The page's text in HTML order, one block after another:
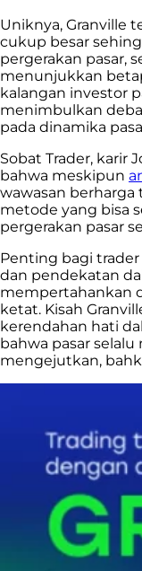
Uniknya, Granville
cukup besar
pergerakan pasar,
menunjukkan
kalangan investor
menimbulkan
pada dinamika
Sobat Trader, karir
bahwa meskipun
wawasan berharga
metode yang bisa
pergerakan pasar
Penting bagi
dan pendekatan
mempertahankan
ketat. Kisah
kerendahan hati
bahwa pasar
mengejutkan,